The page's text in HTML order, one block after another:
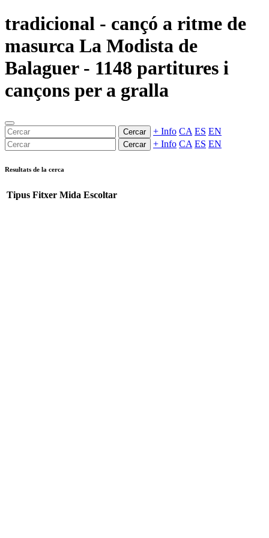
tradicional - cançó a ritme de
masurca La Modista de
Balaguer - 1148 partitures i
cançons per a gralla
Cercar + Info CA ES EN
Cercar + Info CA ES EN
Resultats de la cerca
Tipus Fitxer Mida Escoltar